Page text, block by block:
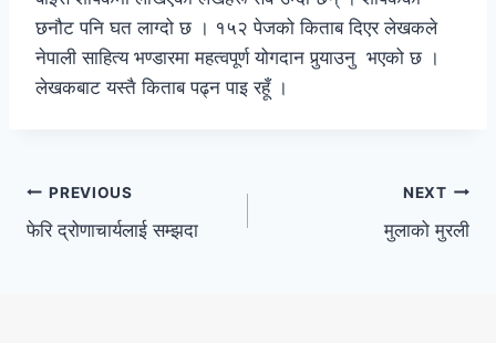
छनौट पनि घत लाग्दो छ । १५२ पेजको किताब दिएर लेखकले
नेपाली साहित्य भण्डारमा महत्वपूर्ण योगदान पुर्‍याउनु भएको छ ।
लेखकबाट यस्तै किताब पढ्न पाइ रहूँ ।
Post
navigation
PREVIOUS
फेरि द्रोणाचार्यलाई सम्झदा
NEXT
मुलाको मुरली